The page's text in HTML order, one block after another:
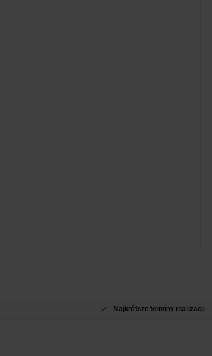
Najkrótsze terminy realizacji